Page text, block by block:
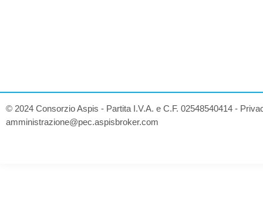
© 2024 Consorzio Aspis - Partita I.V.A. e C.F. 02548540414 -
amministrazione@pec.aspisbroker.com